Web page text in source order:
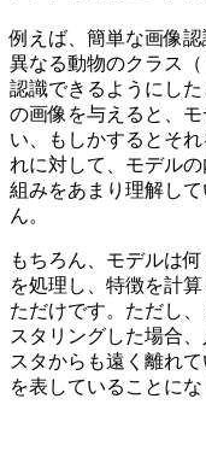
例えば、簡単な画像
異なる動物のクラス
認識できるようにし
の画像を与えると、
い、もしかするとそ
れに対して、モデル
組みをあまり理解し
ん。
もちろん、モデルは
を処理し、特徴を計
ただけです。ただし
スタリングした場合
スタからも遠く離れ
を表していることにな